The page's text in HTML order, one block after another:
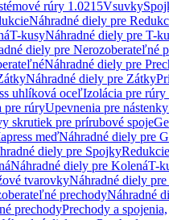
rúry 1.0215Vsuvky
Náhradné diely pre
T-kusyNáhradné diely pre T-
diely pre Nerozoberateľné
Náhradné diely pre
Náhradné diely pre Zátky
uhlíková oceľIzolácia pre
pre rúryUpevnenia pre nástenky
skrutiek pre prírubové spoje
meďNáhradné diely pre
diely pre SpojkyRedukcie
Náhradné diely pre KolenáT-
tvarovkyNáhradné diely
prechodyNáhradné
prechodyPrechody a spojenia,